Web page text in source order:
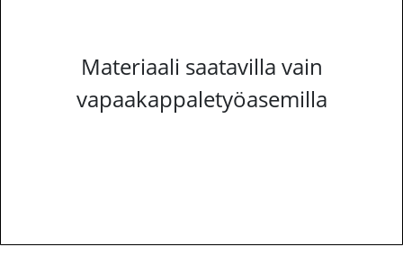
Materiaali saatavilla vain
vapaakappaletyöasemilla